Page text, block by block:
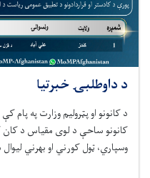
د داوطلبۍ خبرتیا
د کانونو او پټرولیم وزارت په
کانونو ساحې د لوی مقیاس د کان
وسپاري، ټول کورني او بهرني